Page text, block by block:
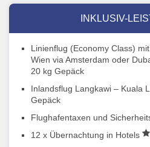
INKLUSIV-
Linienflug (Economy Class)
Wien via Amsterdam oder
20 kg Gepäck
Inlandsflug Langkawi – Kuala
Gepäck
Flughafentaxen und
12 x Übernachtung in Hotels